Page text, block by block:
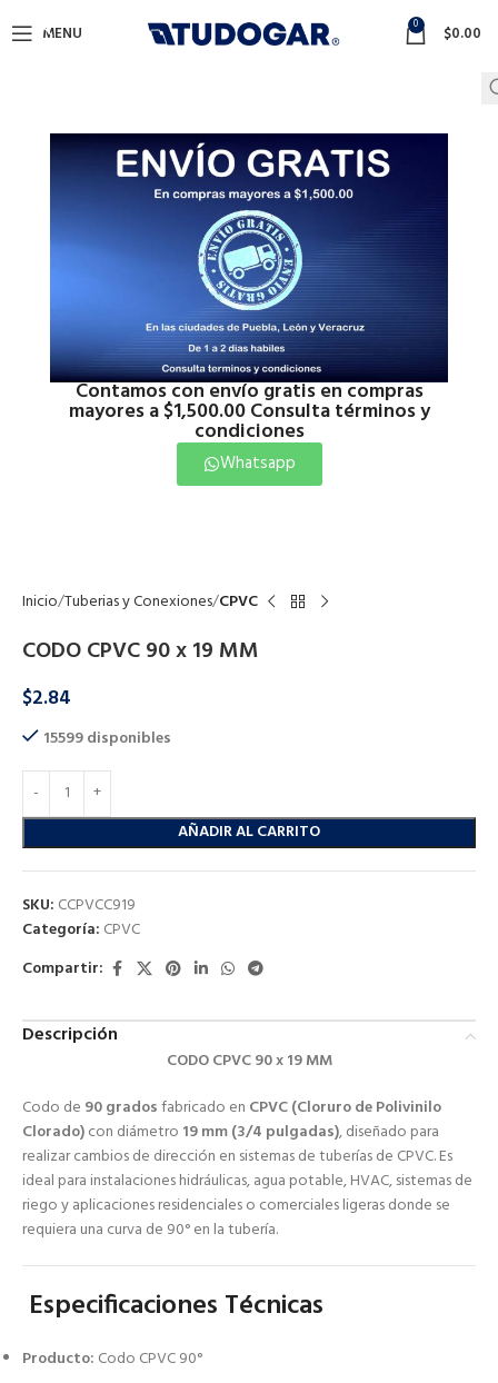
Contamos con envío gratis en compras
mayores a $1,500.00 Consulta términos y
condiciones
Whatsapp
MENU 0 $0.00
Inicio Tuberias y Conexiones CPVC
CODO CPVC 90 x 19 MM
$2.84
15599 disponibles
AÑADIR AL CARRITO
SKU: CCPVCC919
Categoría: CPVC
Compartir:
Descripción
CODO CPVC 90 x 19 MM
Codo de 90 gradosfabricado en CPVC (Cloruro de Polivinilo
Clorado)con diámetro 19 mm (3/4 pulgadas), diseñado para
realizar cambios de dirección en sistemas de tuberías de CPVC. Es
ideal para instalaciones hidráulicas, agua potable, HVAC, sistemas de
riego y aplicaciones residenciales o comerciales ligeras donde se
requiera una curva de 90° en la tubería.
Especificaciones Técnicas
Producto: Codo CPVC 90°